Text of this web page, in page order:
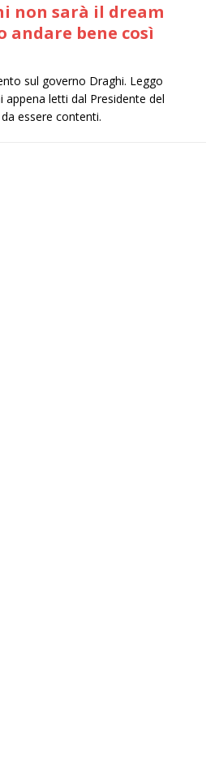
non sarà il dream
bene così
sul governo Draghi. Leggo
appena letti dal Presidente del
essere contenti.